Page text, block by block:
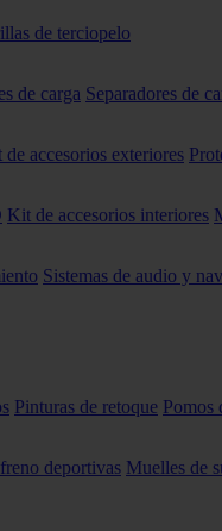
de terciopelo
de carga Separadores de
de accesorios exteriores
Kit de accesorios interiores
Sistemas de audio y
Pinturas de retoque Pomos
deportivas Muelles de